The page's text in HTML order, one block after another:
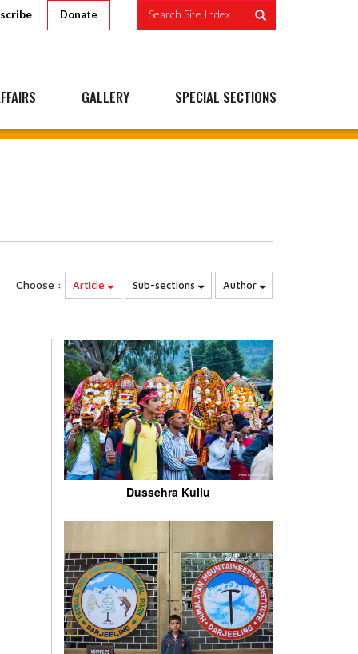
Donate Search Site Index
GALLERY SPECIAL SECTIONS
Choose : Article Sub-sections Author
Dussehra Kullu